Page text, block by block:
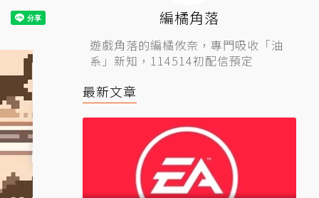
編橘角落
遊戲角落的編橘攸奈，專門吸收「油
系」新知，114514初配信預定
最新文章